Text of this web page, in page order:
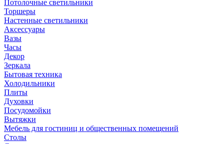
Потолочные светильники
Торшеры
Настенные светильники
Аксессуары
Вазы
Часы
Декор
Зеркала
Бытовая техника
Холодильники
Плиты
Духовки
Посудомойки
Вытяжки
Мебель для гостиниц и общественных помещений
Столы